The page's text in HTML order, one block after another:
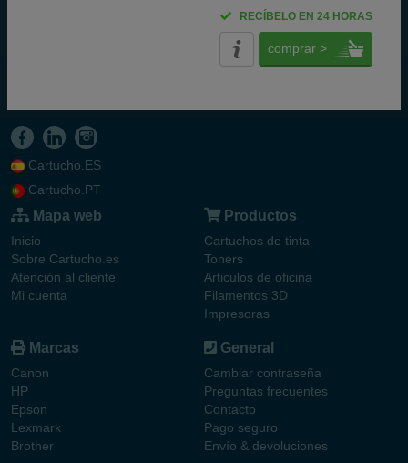
RECÍBELO EN 24 HORAS
comprar >
Cartucho.ES
Cartucho.PT
Mapa web
Inicio
Sobre Cartucho.es
Atención al cliente
Mi cuenta
Productos
Cartuchos de tinta
Toners
Articulos de oficina
Filamentos 3D
Impresoras
Marcas
Canon
HP
Epson
Lexmark
Brother
General
Cambiar contraseña
Preguntas frecuentes
Contacto
Pago seguro
Envío & devoluciones